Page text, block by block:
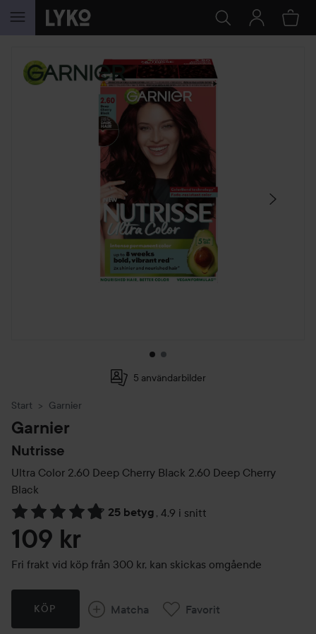
HOPPA TILL INNEHÅLLET
HOPPA ÖVER SEKTIONEN
5 användarbilder
Start Garnier
Garnier
Nutrisse
Ultra Color 2.60 Deep Cherry Black 2.60 Deep Cherry
Black
25 betyg , 4.9 i snitt
Hoppa till Betyg & kommentarer
109 kr
Fri frakt vid köp från 300 kr, kan skickas omgående
KÖP Matcha Favorit